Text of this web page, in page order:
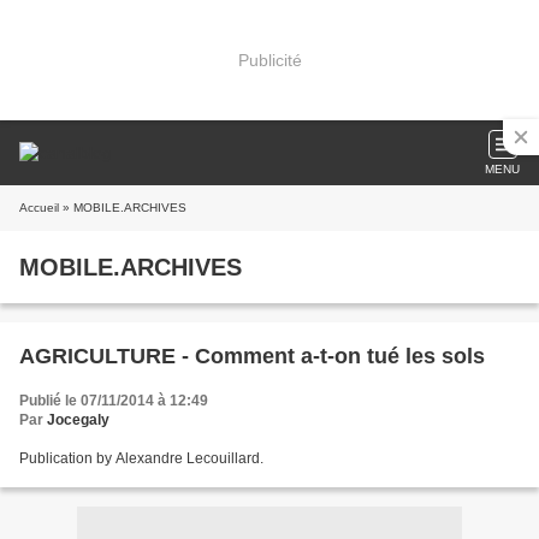
Publicité
MENU
Accueil » MOBILE.ARCHIVES
MOBILE.ARCHIVES
AGRICULTURE - Comment a-t-on tué les sols
Publié le 07/11/2014 à 12:49
Par Jocegaly
Publication by Alexandre Lecouillard.